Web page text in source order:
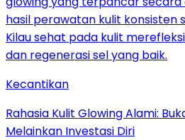
Kecantikan
Rahasia Kulit Glowing Alami:
Melainkan Investasi Diri